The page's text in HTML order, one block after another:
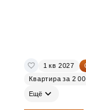
1 кв 2027
Квартира за 2
Ещё